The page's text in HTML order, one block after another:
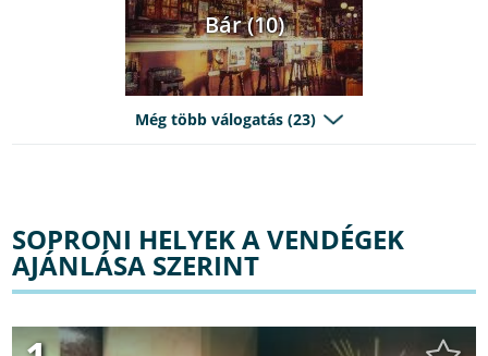
Bár (10)
Még több válogatás (23)
SOPRONI HELYEK A VENDÉGEK
AJÁNLÁSA SZERINT